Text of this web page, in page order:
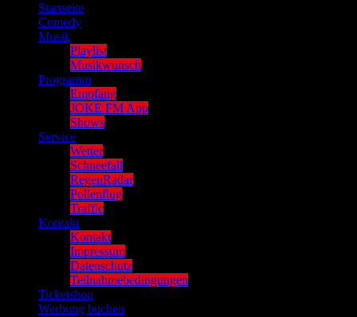
Startseite
Comedy
Musik
Playlist
Musikwunsch
Programm
Empfang
JOKE FM App
Shows
Service
Wetter
Schneefall
RegenRadar
Pollenflug
Traffic
Kontakt
Kontakt
Impressum
Datenschutz
Teilnahmebedingungen
Ticketshop
Werbung buchen